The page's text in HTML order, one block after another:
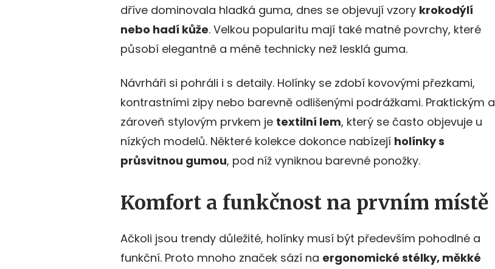
dříve dominovala hladká guma, dnes se objevují vzory krokodýlí
nebo hadí kůže. Velkou popularitu mají také matné povrchy, které
působí elegantně a méně technicky než lesklá guma.
Návrháři si pohráli i s detaily. Holínky se zdobí kovovými přezkami,
kontrastními zipy nebo barevně odlišenými podrážkami. Praktickým a
zároveň stylovým prvkem je textilní lem, který se často objevuje u
nízkých modelů. Některé kolekce dokonce nabízejí holínky s
průsvitnou gumou, pod níž vyniknou barevné ponožky.
Komfort a funkčnost na prvním místě
Ačkoli jsou trendy důležité, holínky musí být především pohodlné a
funkční. Proto mnoho značek sází na ergonomické stélky, měkké